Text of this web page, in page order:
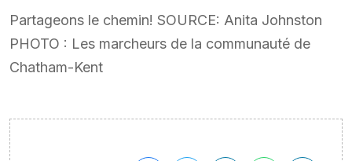
Partageons le chemin! SOURCE: Anita Johnston
PHOTO : Les marcheurs de la communauté de
Chatham-Kent